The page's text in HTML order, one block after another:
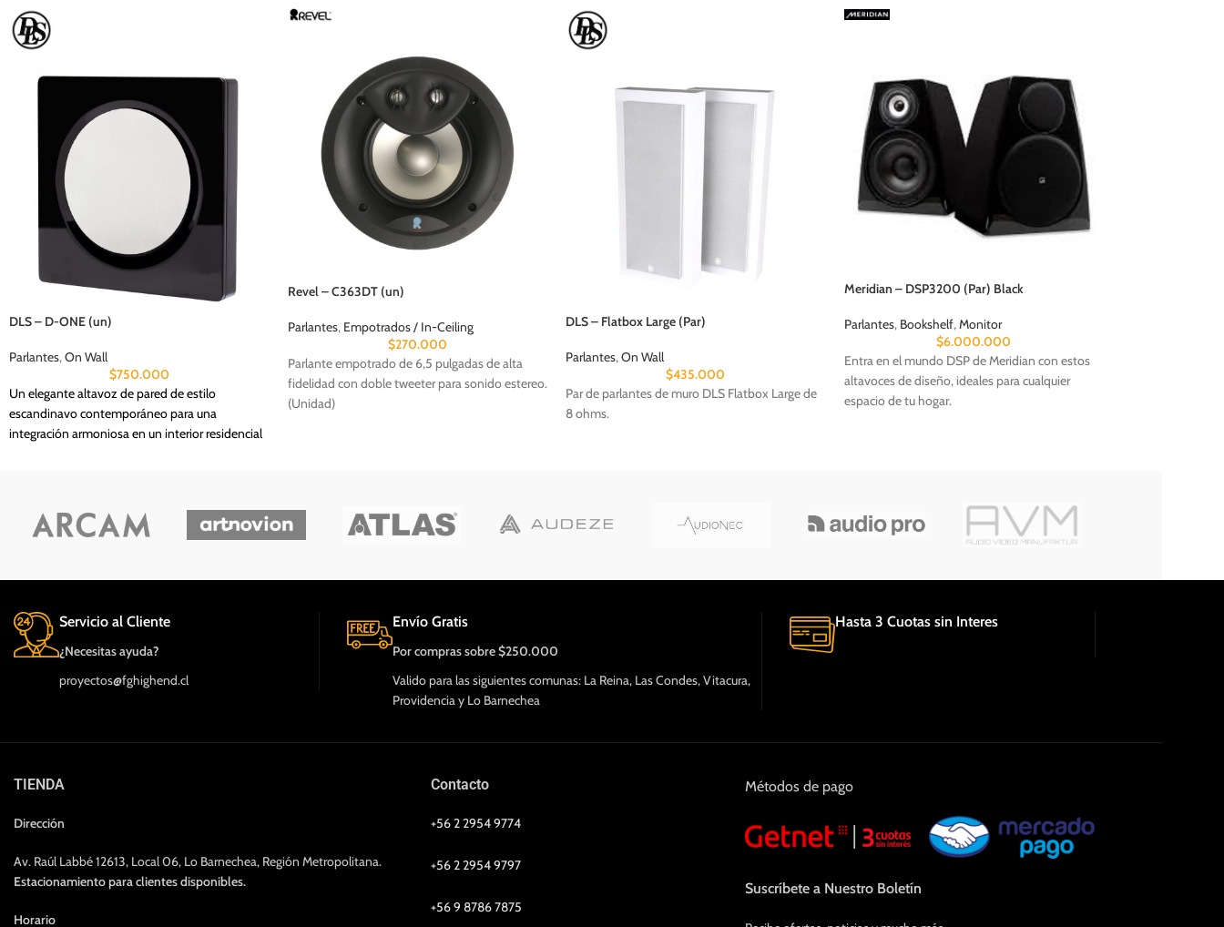
DLS – D-ONE (un)
Parlantes, On Wall
$750.000
Un elegante altavoz de pared de estilo
escandinavo contemporáneo para una
integración armoniosa en un interior residencial
Revel – C363DT (un)
Parlantes, Empotrados / In-Ceiling
$270.000
Parlante empotrado de 6,5 pulgadas de alta
fidelidad con doble tweeter para sonido estereo.
(Unidad)
DLS – Flatbox Large (Par)
Parlantes, On Wall
$435.000
Par de parlantes de muro DLS Flatbox Large de
8 ohms.
Meridian – DSP3200 (Par) Black
Parlantes, Bookshelf, Monitor
$6.000.000
Entra en el mundo DSP de Meridian con estos
altavoces de diseño, ideales para cualquier
espacio de tu hogar.
Servicio al Cliente
¿Necesitas ayuda?
proyectos@fghighend.cl
Envío Gratis
Por compras sobre $250.000
Valido para las siguientes comunas: La Reina, Las Condes, Vitacura,
Providencia y Lo Barnechea
Hasta 3 Cuotas sin Interes
TIENDA
Dirección
Av. Raúl Labbé 12613, Local 06, Lo Barnechea, Región Metropolitana.
Estacionamiento para clientes disponibles.
Horario
Contacto
+56 2 2954 9774
+56 2 2954 9797
+56 9 8786 7875
Métodos de pago
Suscríbete a Nuestro Boletín